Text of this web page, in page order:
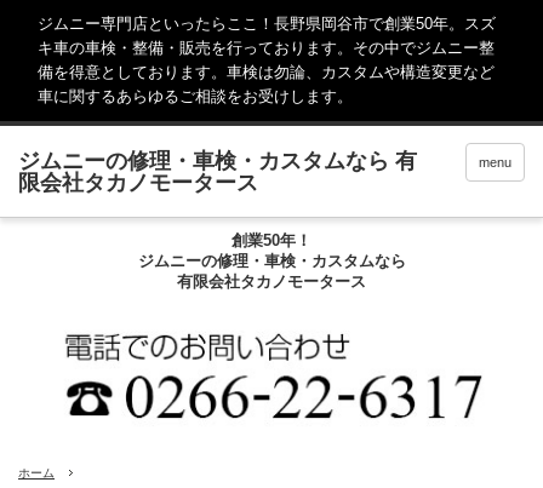
ジムニー専門店といったらここ！長野県岡谷市で創業50年。スズ
キ車の車検・整備・販売を行っております。その中でジムニー整
備を得意としております。車検は勿論、カスタムや構造変更など
車に関するあらゆるご相談をお受けします。
menu
創業50年！
ジムニーの修理・車検・カスタムなら
有限会社タカノモータース
ホーム